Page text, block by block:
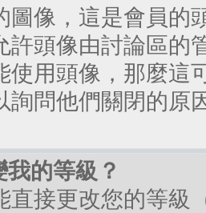
圖像，這是會員的
許頭像由討論區的
使用頭像，那麼這
詢問他們關閉的原
的等級？
直接更改您的等級